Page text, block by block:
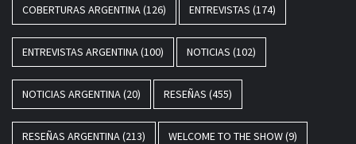
COBERTURAS ARGENTINA(126) ENTREVISTAS (174)
ENTREVISTAS ARGENTINA(100) NOTICIAS (102)
NOTICIAS ARGENTINA(20) RESEÑAS (455)
RESEÑAS ARGENTINA(213) WELCOME TO THE SHOW(9)